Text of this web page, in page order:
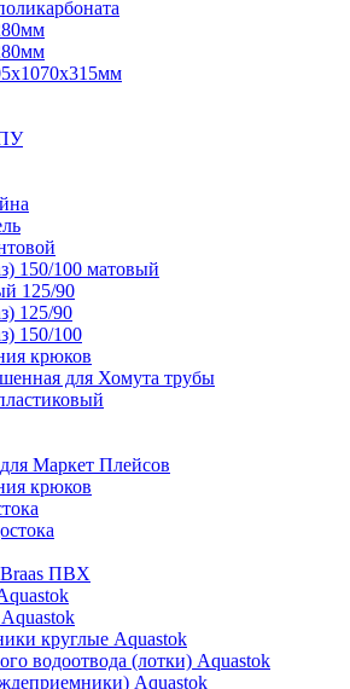
150/100 матовый
125/90
125/90
150/100
крюков
для Хомута трубы
Маркет Плейсов
крюков
Braas ПВХ
круглые Aquastok
водоотвода (лотки) Aquastok
Aquastok